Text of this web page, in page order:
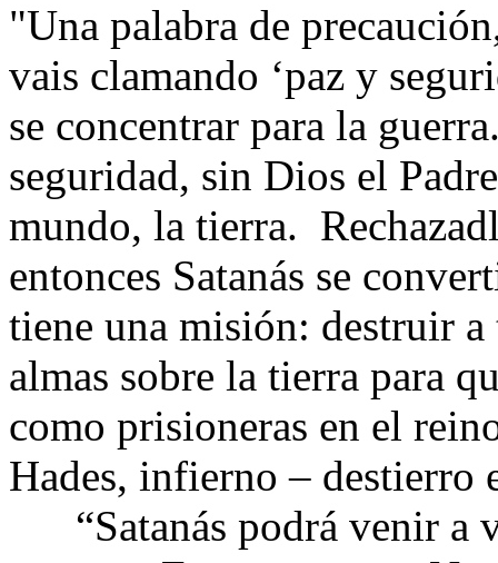
"Una palabra de
vais clamando ‘paz y
se concentrar para la
seguridad, sin Dios el
mundo, la tierra.
entonces Satanás se
tiene una misión: destruir
almas sobre la tierra para
como prisioneras en el
Hades, infierno – destierro
“Satanás podrá venir a